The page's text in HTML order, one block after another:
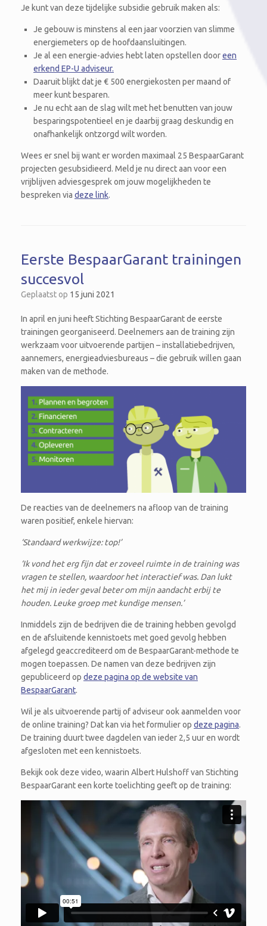
Je kunt van deze tijdelijke subsidie gebruik maken als:
Je gebouw is minstens al een jaar voorzien van slimme
energiemeters op de hoofdaansluitingen.
Je al een energie-advies hebt laten opstellen dooreen
erkend EP-U adviseur.
Daaruit blijkt dat je € 500 energiekosten per maand of
meer kunt besparen.
Je nu echt aan de slag wilt met het benutten van jouw
besparingspotentieel en je daarbij graag deskundig en
onafhankelijk ontzorgd wilt worden.
Wees er snel bij want er worden maximaal 25 BespaarGarant
projecten gesubsidieerd. Meld je nu direct aan voor een
vrijblijven adviesgesprek om jouw mogelijkheden te
bespreken via deze link.
Eerste BespaarGarant trainingen
succesvol
Geplaatst op 15 juni 2021
In april en juni heeft Stichting BespaarGarant de eerste
trainingen georganiseerd. Deelnemers aan de training zijn
werkzaam voor uitvoerende partijen – installatiebedrijven,
aannemers, energieadviesbureaus – die gebruik willen gaan
maken van de methode.
De reacties van de deelnemers na afloop van de training
waren positief, enkele hiervan:
‘Standaard werkwijze: top!’
‘Ik vond het erg fijn dat er zoveel ruimte in de training was
vragen te stellen, waardoor het interactief was. Dan lukt
het mij in ieder geval beter om mijn aandacht erbij te
houden. Leuke groep met kundige mensen.’
Inmiddels zijn de bedrijven die de training hebben gevolgd
en de afsluitende kennistoets met goed gevolg hebben
afgelegd geaccrediteerd om de BespaarGarant-methode te
mogen toepassen. De namen van deze bedrijven zijn
gepubliceerd op deze pagina op de website van
BespaarGarant.
Wil je als uitvoerende partij of adviseur ook aanmelden voor
de online training? Dat kan via het formulier op deze pagina.
De training duurt twee dagdelen van ieder 2,5 uur en wordt
afgesloten met een kennistoets.
Bekijk ook deze video, waarin Albert Hulshoff van Stichting
BespaarGarant een korte toelichting geeft op de training: